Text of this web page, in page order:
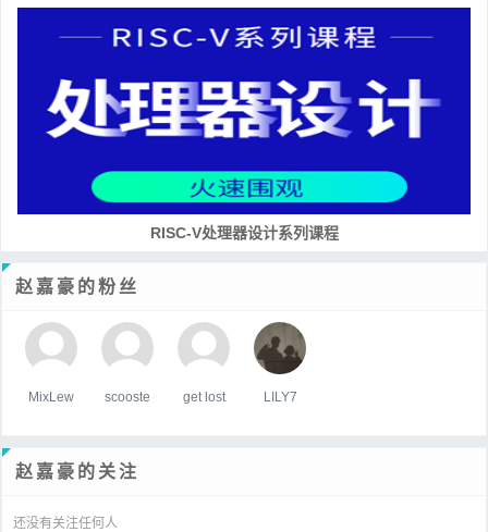
RISC-V处理器设计系列课程
赵嘉豪的粉丝
MixLew scooste get lost LILY7
赵嘉豪的关注
还没有关注任何人